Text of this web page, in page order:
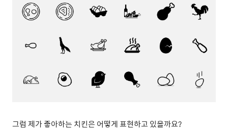
그럼 제가 좋아하는 치킨은 어떻게 표현하고 있을까요?